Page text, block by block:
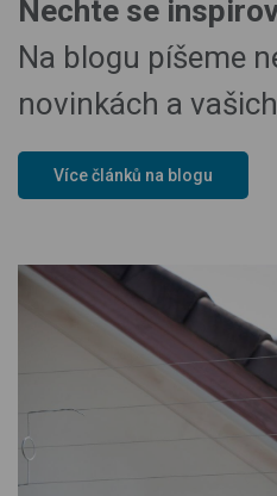
Nechte se
Na blogu píšeme
novinkách a
Více článků na blogu